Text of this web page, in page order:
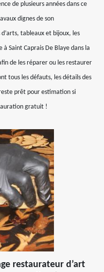
de plusieurs années dans ce
dignes de son
tableaux et bijoux, les
Saint Caprais De Blaye dans la
de les réparer ou les restaurer
tous les défauts, les détails des
prêt pour estimation si
gratuit !
restaurateur d’art